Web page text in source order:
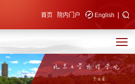
首页 院内门户 English |